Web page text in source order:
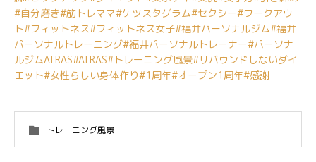
#自分磨き#筋トレママ#ケツスタグラム#セクシー#ワークアウ
ト#フィットネス#フィットネス女子#福井パーソナルジム#福井
パーソナルトレーニング#福井パーソナルトレーナー#パーソナ
ルジムATRAS#ATRAS#トレーニング風景#リバウンドしないダイ
エット#女性らしい身体作り#1周年#オープン1周年#感謝
トレーニング風景